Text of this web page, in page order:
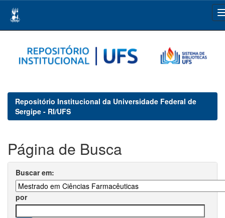
navigation
Repositório Institucional da Universidade Federal de
Sergipe - RI/UFS
Página de Busca
Buscar em:
por